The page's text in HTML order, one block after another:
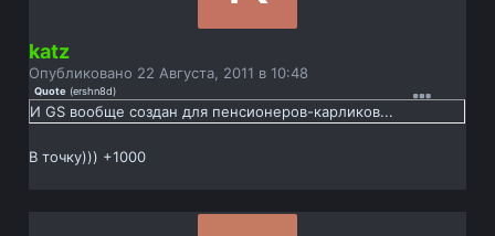
katz
Опубликовано 22 Августа, 2011 в 10:48
Quote (ershn8d)
И GS вообще создан для пенсионеров-карликов...
В точку))) +1000